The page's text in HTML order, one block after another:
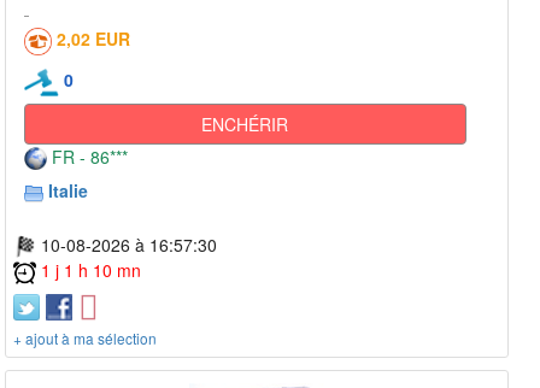
2,02 EUR
0
ENCHÉRIR
FR - 86***
Italie
10-08-2026 à 16:57:30
1 j 1 h 10 mn
+ ajout à ma sélection